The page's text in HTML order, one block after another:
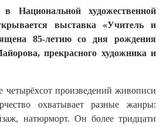
Национальной художественной
выставка «Учитель и
85-летию со дня рождения
прекрасного художника и
четырёхсот произведений живописи
охватывает разные жанры:
натюрморт. Он более тридцати